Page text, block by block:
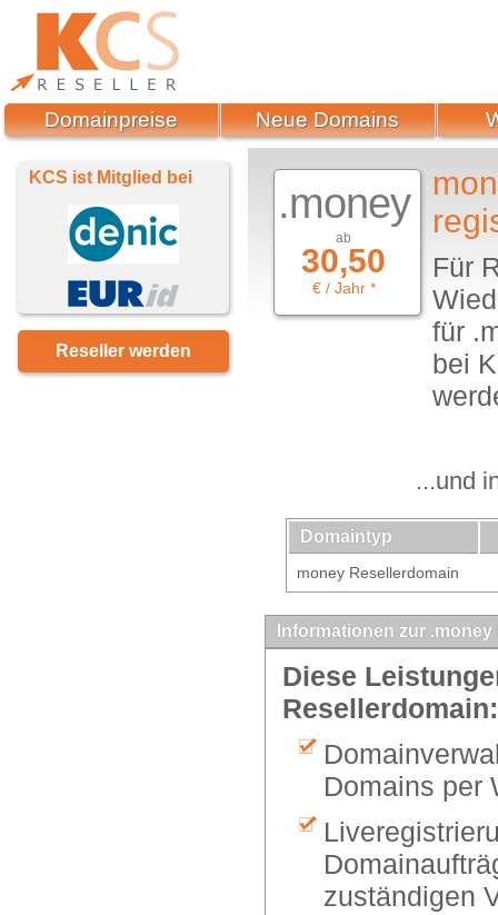
.money
ab
30,50
€ / Jahr *
Für
für
bei
...und
Domaintyp
money Resellerdomain
Informationen zur
Diese
Resellerdomain:
Domains per
zuständigen
KCS ist Mitglied bei
Reseller werden
Domainpreise Neue Domains